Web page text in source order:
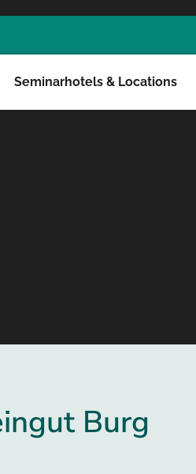
Seminarhotels & Locations
Burg